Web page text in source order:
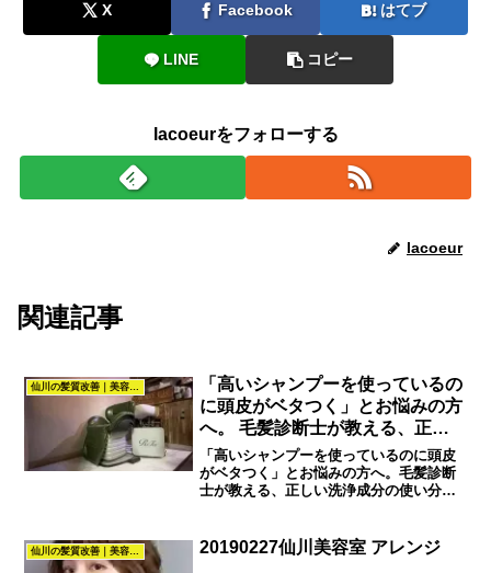
X Facebook はてブ
LINE コピー
lacoeurをフォローする
lacoeur
関連記事
仙川の髪質改善｜美容室La.COEUR（調布・仙川）
「高いシャンプーを使っているの
に頭皮がベタつく」とお悩みの方
へ。 毛髪診断士が教える、正し
い洗浄成分の使い分け 仙川の美
容室L a.COEUR 毛髪診断士
「高いシャンプーを使っているのに頭皮
がベタつく」とお悩みの方へ。毛髪診断
士が教える、正しい洗浄成分の使い分け
三鷹、つつじヶ丘、千歳烏山、吉祥寺、
狛江といった京王...
20190227仙川美容室 アレンジ